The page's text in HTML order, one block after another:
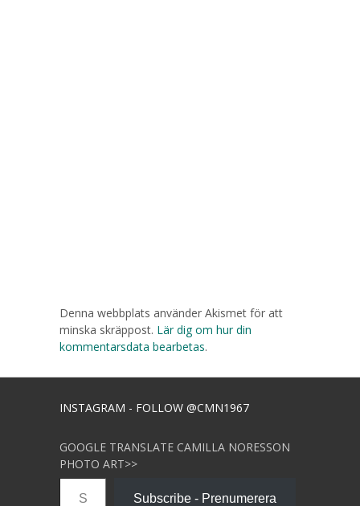
Denna webbplats använder Akismet för att
minska skräppost. Lär dig om hur din
kommentarsdata bearbetas.
INSTAGRAM - FOLLOW @CMN1967
GOOGLE TRANSLATE CAMILLA NORESSON
PHOTO ART>>
Skriv din e-post …
Subscribe - Prenumerera